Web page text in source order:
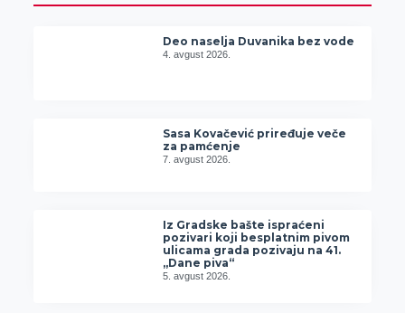
Deo naselja Duvanika bez vode
4. avgust 2026.
Sasa Kovačević priređuje veče
za pamćenje
7. avgust 2026.
Iz Gradske bašte ispraćeni
pozivari koji besplatnim pivom
ulicama grada pozivaju na 41.
„Dane piva“
5. avgust 2026.